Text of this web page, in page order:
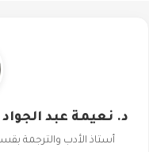
د. نعيمة عبد الجواد
أستاذ الأدب والترجمة